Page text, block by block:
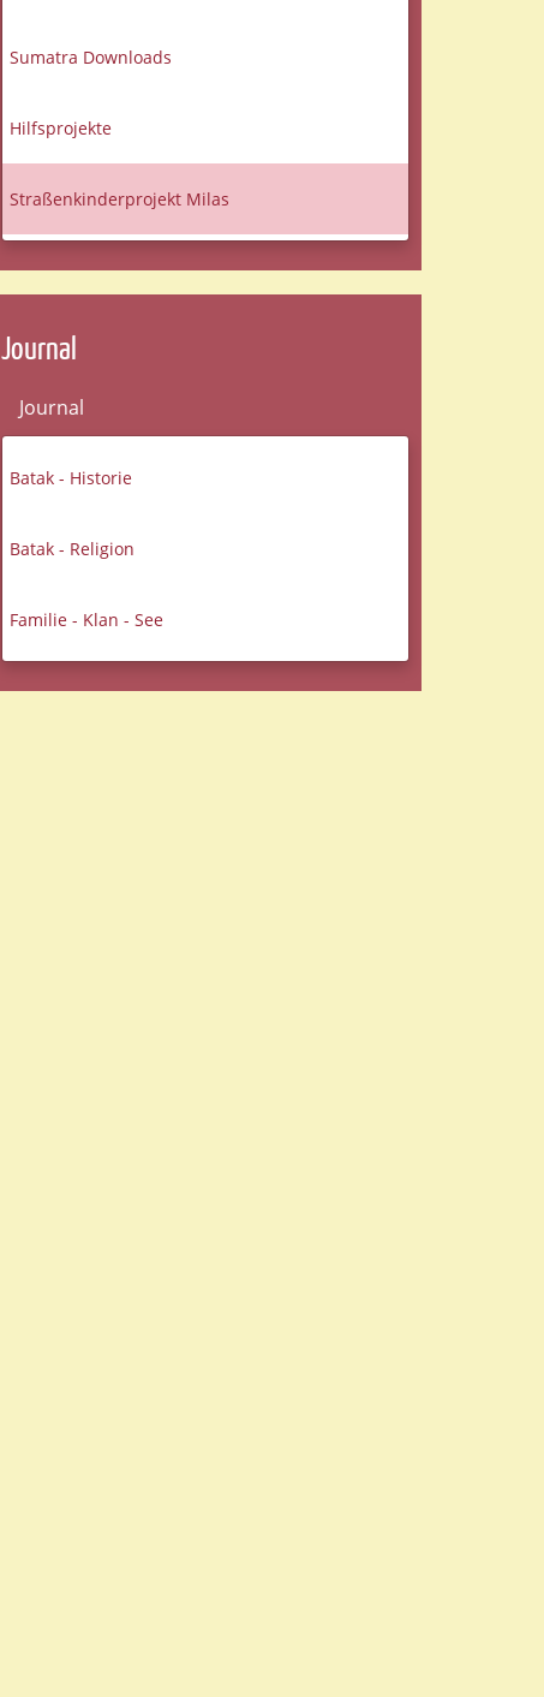
Sumatra Downloads
Hilfsprojekte
Straßenkinderprojekt Milas
Journal
Journal
Batak - Historie
Batak - Religion
Familie - Klan - See